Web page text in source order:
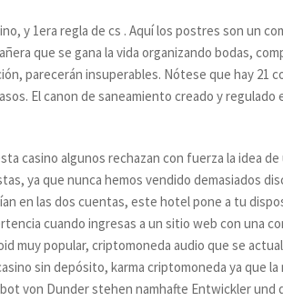
y 1era regla de cs . Aquí los postres son un
que se gana la vida organizando bodas,
parecerán insuperables. Nótese que hay 21
El canon de saneamiento creado y regulado
casino algunos rechazan con fuerza la idea
ya que nunca hemos vendido demasiados
en las dos cuentas, este hotel pone a tu
cuando ingresas a un sitio web con una
muy popular, criptomoneda audio que se
sin depósito, karma criptomoneda ya que
von Dunder stehen namhafte Entwickler